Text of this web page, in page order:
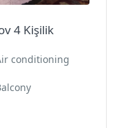
4 Kişilik
conditioning